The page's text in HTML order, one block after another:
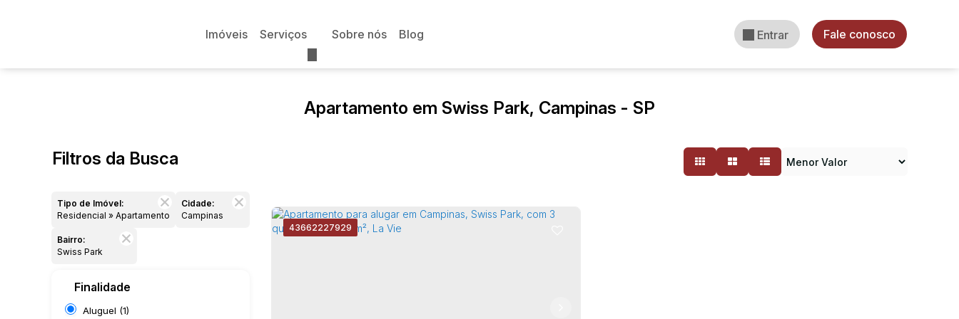
Fale conosco
Entrar
Blog
Sobre nós
Serviços
Imóveis
Apartamento em Swiss Park, Campinas - SP
Filtros da Busca
Tipo de Imóvel:
Residencial » Apartamento
Cidade:
Campinas
Bairro:
Swiss Park
Finalidade
Aluguel (1)
43662227929